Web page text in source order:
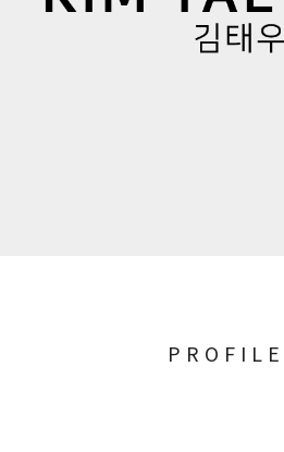
PROFILE